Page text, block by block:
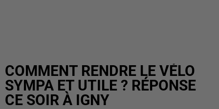
COMMENT RENDRE LE VÉLO
SYMPA ET UTILE ? RÉPONSE
CE SOIR À IGNY